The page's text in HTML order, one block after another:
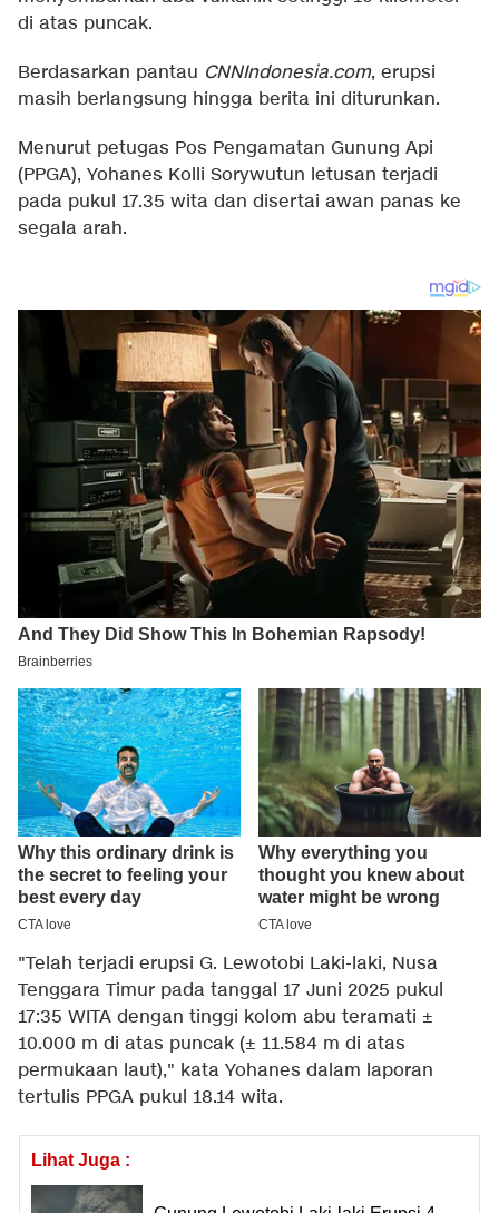
di atas puncak.
Berdasarkan pantau CNNIndonesia.com, erupsi
masih berlangsung hingga berita ini diturunkan.
Menurut petugas Pos Pengamatan Gunung Api
(PPGA), Yohanes Kolli Sorywutun letusan terjadi
pada pukul 17.35 wita dan disertai awan panas ke
segala arah.
"Telah terjadi erupsi G. Lewotobi Laki-laki, Nusa
Tenggara Timur pada tanggal 17 Juni 2025 pukul
17:35 WITA dengan tinggi kolom abu teramati ±
10.000 m di atas puncak (± 11.584 m di atas
permukaan laut)," kata Yohanes dalam laporan
tertulis PPGA pukul 18.14 wita.
Lihat Juga :